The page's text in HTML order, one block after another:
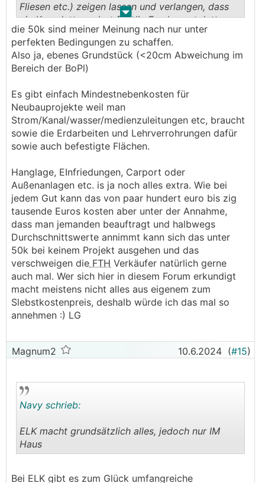
. .
Fliesen etc.) zeigen lassen und verlangen, dass
ein Komplettangebot für die Fundamentplatte
erstellt wird (wenn klar ist, wie das Grundstück
ausschaut, wo der Kanal liegt etc.)
Die "mind. 50k" vergiss einmal wieder ohne
inkl. Terrasse? Ebener Grund mit Gartenzaun?
Leichte Hanglage mit Team7 Küche?
die 50k sind meiner Meinung nach nur unter
perfekten Bedingungen zu schaffen.
Also ja, ebenes Grundstück (<20cm Abweichung im
Bereich der BoPl)
Es gibt einfach Mindestnebenkosten für
Neubauprojekte weil man
Strom/Kanal/wasser/medienzuleitungen etc, braucht
sowie die Erdarbeiten und Lehrverrohrungen dafür
sowie auch befestigte Flächen.
Hanglage, EInfriedungen, Carport oder
Außenanlagen etc. is ja noch alles extra. Wie bei
jedem Gut kann das von paar hundert euro bis zig
tausende Euros kosten aber unter der Annahme,
dass man jemanden beauftragt und halbwegs
Durchschnittswerte annimmt kann sich das unter
50k bei keinem Projekt ausgehen und das
verschweigen die FTH Verkäufer natürlich gerne
auch mal. Wer sich hier in diesem Forum erkundigt
macht meistens nicht alles aus eigenem zum
Slebstkostenpreis, deshalb würde ich das mal so
annehmen :) LG
Magnum2 10.6.2024 (#15)
..
Navy schrieb:
ELK macht grundsätzlich alles, jedoch nur IM
Haus
Bei ELK gibt es zum Glück umfangreiche